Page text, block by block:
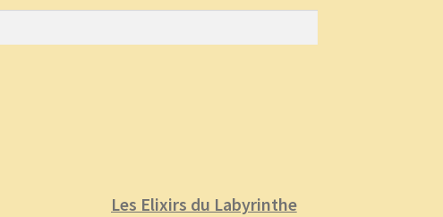
Les Elixirs du Labyrinthe